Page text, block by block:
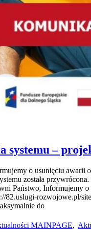
systemu –
o usunięciu awarii
została przywrócona.
Państwo, Informujemy o
82.uslugi-rozwojowe.pl/
do
MAINPAGE,